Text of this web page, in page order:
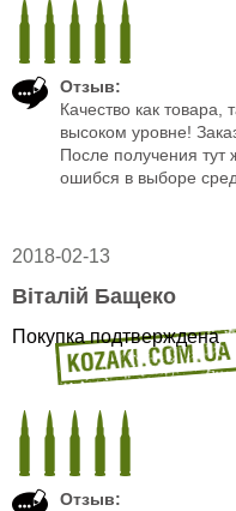
Отзыв:
Качество как
высоком уровне!
После получения тут
ошибся в выборе
2018-02-13
Віталій Бащеко
Покупка подтверждена
Отзыв: